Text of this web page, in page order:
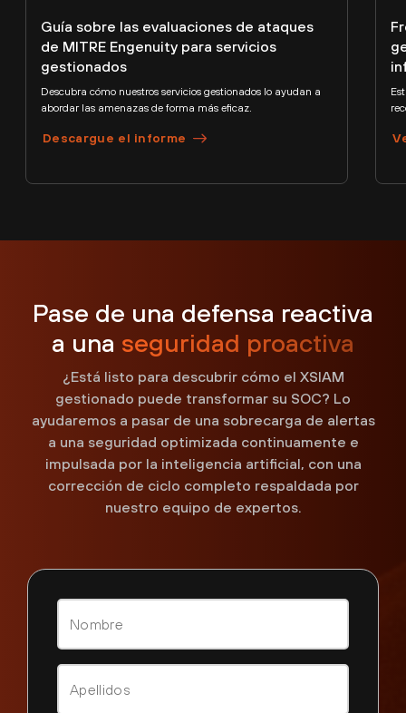
Guía sobre las evaluaciones de ataques
de MITRE Engenuity para servicios
gestionados
Descubra cómo nuestros servicios gestionados lo ayudan a
abordar las amenazas de forma más eficaz.
Descargue el informe
Pase de una defensa reactiva
a una seguridad proactiva
¿Está listo para descubrir cómo el XSIAM
gestionado puede transformar su SOC? Lo
ayudaremos a pasar de una sobrecarga de alertas
a una seguridad optimizada continuamente e
impulsada por la inteligencia artificial, con una
corrección de ciclo completo respaldada por
nuestro equipo de expertos.